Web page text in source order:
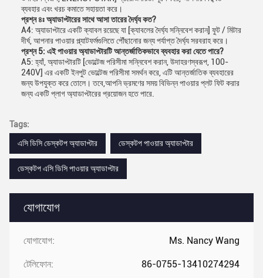
যোগাযোগ
যোগাযোগ: Ms. Nancy Wang
টেলিফোন: 86-0755-13410274294
ব্যবহার এবং খরচ কমাতে সহায়তা করে।
প্রশ্ন ৪ঃ অ্যাডাপ্টারের সাথে আসা তারের দৈর্ঘ্য কত?
A4: অ্যাডাপ্টারে একটি ক্যাবল রয়েছে যা [ক্যাবলের দৈর্ঘ্য সন্নিবেশ করান] ফুট / মিটার
দীর্ঘ, আপনার পাওয়ার প্ল্যাটফর্মগুলিতে পৌঁছানোর জন্য পর্যাপ্ত দৈর্ঘ্য সরবরাহ করে।
প্রশ্ন 5: এই পাওয়ার অ্যাডাপ্টারটি আন্তর্জাতিকভাবে ব্যবহার করা যেতে পারে?
A5: হ্যাঁ, অ্যাডাপ্টারটি [ভোল্টেজ পরিসীমা সন্নিবেশ করান, উদাহরণস্বরূপ, 100-
240V] এর একটি ইনপুট ভোল্টেজ পরিসীমা সমর্থন করে, এটি আন্তর্জাতিক ব্যবহারের
জন্য উপযুক্ত করে তোলে। তবে,আপনি ভ্রমণের সময় বিভিন্ন পাওয়ার প্লট ফিট করার
জন্য একটি প্লাগ অ্যাডাপ্টারের প্রয়োজন হতে পারে.
Tags:
এসি ডিসি ডেস্কটপ অ্যাডাপ্টার
ডেস্কটপ পাওয়ার অ্যাডাপ্টার
ডেস্কটপ এসি ডিসি পাওয়ার অ্যাডাপ্টার